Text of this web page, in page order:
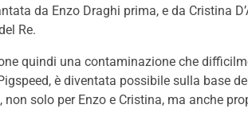
da Enzo Draghi prima, e da Cristina
Re.
quindi una contaminazione che
è diventata possibile sulla base
non solo per Enzo e Cristina, ma anche